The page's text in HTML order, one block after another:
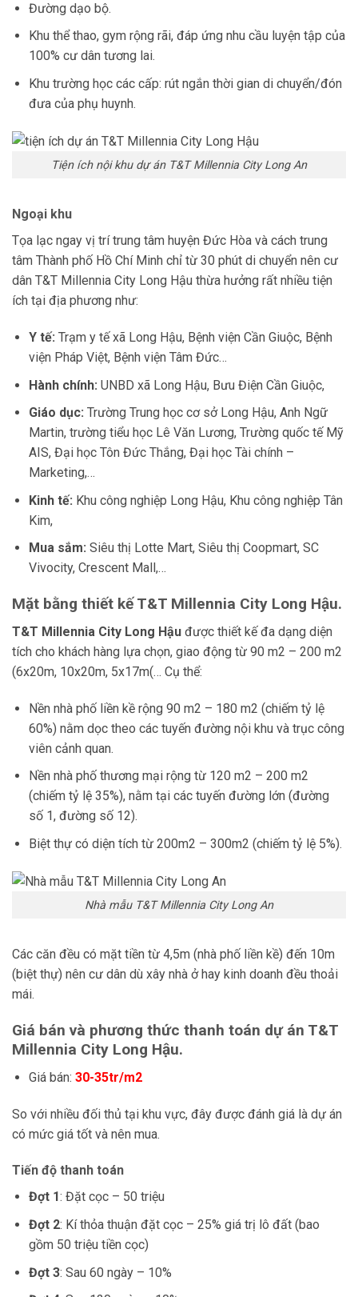
Đường dạo bộ.
Khu thể thao, gym rộng rãi, đáp ứng nhu cầu luyện tập của
100% cư dân tương lai.
Khu trường học các cấp: rút ngắn thời gian di chuyển/đón
đưa của phụ huynh.
Tiện ích nội khu dự án T&T Millennia City Long An
Ngoại khu
Tọa lạc ngay vị trí trung tâm huyện Đức Hòa và cách trung
tâm Thành phố Hồ Chí Minh chỉ từ 30 phút di chuyển nên cư
dân T&T Millennia City Long Hậu thừa hưởng rất nhiều tiện
ích tại địa phương như:
Y tế: Trạm y tế xã Long Hậu, Bệnh viện Cần Giuộc, Bệnh
viện Pháp Việt, Bệnh viện Tâm Đức…
Hành chính: UNBD xã Long Hậu, Bưu Điện Cần Giuộc,
Giáo dục: Trường Trung học cơ sở Long Hậu, Anh Ngữ
Martin, trường tiểu học Lê Văn Lương, Trường quốc tế Mỹ
AIS, Đại học Tôn Đức Thắng, Đại học Tài chính –
Marketing,…
Kinh tế: Khu công nghiệp Long Hậu, Khu công nghiệp Tân
Kim,
Mua sắm: Siêu thị Lotte Mart, Siêu thị Coopmart, SC
Vivocity, Crescent Mall,…
Mặt bằng thiết kế T&T Millennia City Long Hậu.
T&T Millennia City Long Hậu được thiết kế đa dạng diện
tích cho khách hàng lựa chọn, giao động từ 90 m2 – 200 m2
(6x20m, 10x20m, 5x17m(… Cụ thể:
Nền nhà phố liền kề rộng 90 m2 – 180 m2 (chiếm tỷ lệ
60%) nằm dọc theo các tuyến đường nội khu và trục công
viên cảnh quan.
Nền nhà phố thương mại rộng từ 120 m2 – 200 m2
(chiếm tỷ lệ 35%), nằm tại các tuyến đường lớn (đường
số 1, đường số 12).
Biệt thự có diện tích từ 200m2 – 300m2 (chiếm tỷ lệ 5%).
Nhà mẫu T&T Millennia City Long An
Các căn đều có mặt tiền từ 4,5m (nhà phố liền kề) đến 10m
(biệt thự) nên cư dân dù xây nhà ở hay kinh doanh đều thoải
mái.
Giá bán và phương thức thanh toán dự án T&T
Millennia City Long Hậu.
Giá bán: 30-35tr/m2
So với nhiều đối thủ tại khu vực, đây được đánh giá là dự án
có mức giá tốt và nên mua.
Tiến độ thanh toán
Đợt 1: Đặt cọc – 50 triệu
Đợt 2: Kí thỏa thuận đặt cọc – 25% giá trị lô đất (bao
gồm 50 triệu tiền cọc)
Đợt 3: Sau 60 ngày – 10%